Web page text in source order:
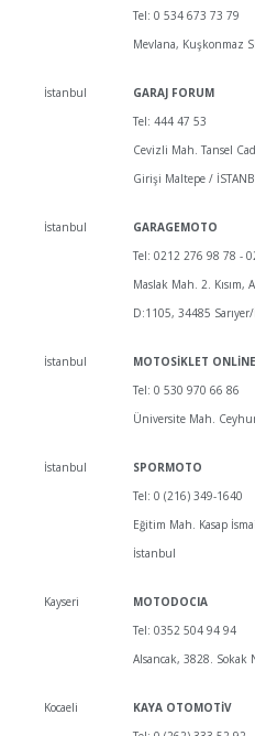
Tel: 0 534 673 73 79
Mevlana, Kuşkonmaz
İstanbul
GARAJ FORUM
Tel: 444 47 53
Cevizli Mah. Tansel
Girişi Maltepe /
İstanbul
GARAGEMOTO
Tel: 0212 276 98 78 -
Maslak Mah. 2.
D:1105, 34485
İstanbul
MOTOSİKLET ONLİNE
Tel: 0 530 970 66 86
Üniversite Mah.
İstanbul
SPORMOTO
Tel: 0 (216) 349-1640
Eğitim Mah. Kasap
İstanbul
Kayseri
MOTODOCIA
Tel: 0352 504 94 94
Alsancak, 3828. Sokak
Kocaeli
KAYA OTOMOTİV